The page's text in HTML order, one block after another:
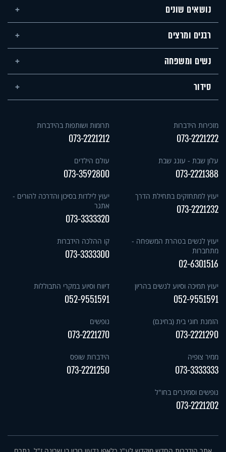
נושאים שונים
רבנים ומרצים
נשים ומשפחה
סידור
מזכירות הידברות
073-2221222
תרומות ושותפות בהידברות
073-2221212
עלון שבת - עונג שבת
073-2221388
עולם הילדים
073-3592800
יעוץ למתחזקים בתחילת הדרך
073-2221232
יעוץ לילדות בסיכון והדרכה להורים -
אתגר
073-3333320
יעוץ לנשים בטהרת המשפחה -
מתחברות
02-6301516
קו ההלכה הידברות
073-3333300
יעוץ תמיכה וסיוע לנשים בהריון
052-9551591
דיווח וסיוע במקרי התבוללות
052-9551591
הזמנת חוגי בית (בחינם)
073-2221290
נופשים
073-2221270
ממיר צופיה
073-3333333
הידברות שופס
073-2221250
נופשים וסמינרים בחו"ל
073-2221202